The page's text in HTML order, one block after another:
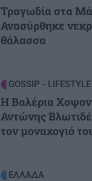
Τραγωδία στα
Ανασύρθηκε
θάλασσα
GOSSIP - LIFESTYLE
Η Βαλέρια
Αντώνης
τον μοναχογιό
ΕΛΛΑΔΑ